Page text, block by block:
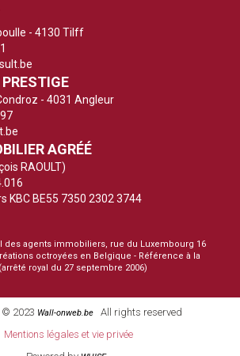
- 4130 Tilff
- 4031 Angleur
AGRÉÉ
RAOULT)
KBC BE55 7350 2302 3744
des agents immobiliers, rue du Luxembourg 16
octroyées en Belgique - Référence à la
(arrêté royal du 27 septembre 2006)
© 2023 Wall-onweb.be All rights reserved
Mentions légales et vie privée